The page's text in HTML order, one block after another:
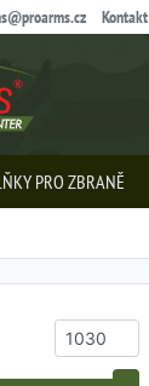
Kontakt
PRO ZBRANĚ